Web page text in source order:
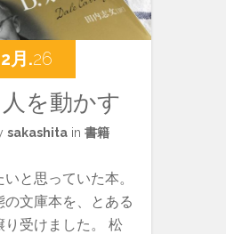
2月.26
人を動かす
sakashitain 書籍
と思っていた本。
の文庫本を、とある
り受けました。 松